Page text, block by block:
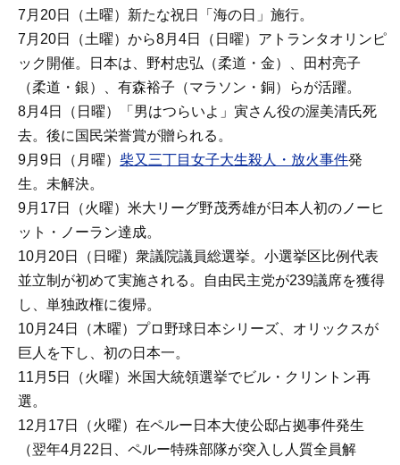
7月20日（土曜）新たな祝日「海の日」施行。
7月20日（土曜）から8月4日（日曜）アトランタオリンピ
ック開催。日本は、野村忠弘（柔道・金）、田村亮子
（柔道・銀）、有森裕子（マラソン・銅）らが活躍。
8月4日（日曜）「男はつらいよ」寅さん役の渥美清氏死
去。後に国民栄誉賞が贈られる。
9月9日（月曜） 柴又三丁目女子大生殺人・放火事件発
生。未解決。
9月17日（火曜）米大リーグ野茂秀雄が日本人初のノーヒ
ット・ノーラン達成。
10月20日（日曜）衆議院議員総選挙。小選挙区比例代表
並立制が初めて実施される。自由民主党が239議席を獲得
し、単独政権に復帰。
10月24日（木曜）プロ野球日本シリーズ、オリックスが
巨人を下し、初の日本一。
11月5日（火曜）米国大統領選挙でビル・クリントン再
選。
12月17日（火曜）在ペルー日本大使公邸占拠事件発生
（翌年4月22日、ペルー特殊部隊が突入し人質全員解